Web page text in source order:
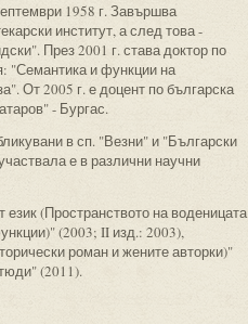
1958 г. Завършва
институт, а след това -
През 2001 г. става доктор по
"Семантика и функции на
От 2005 г. е доцент по българска
- Бургас.
в сп. "Везни" и "Български
е в различни научни
език (Пространството на воденицата
(2003; II изд.: 2003),
роман и жените авторки)"
(2011).